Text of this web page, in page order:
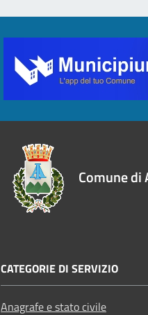
Comune di
CATEGORIE DI SERVIZIO
Anagrafe e stato civile